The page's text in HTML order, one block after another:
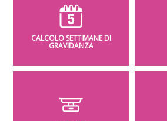
CALCOLO SETTIMANE DI
GRAVIDANZA